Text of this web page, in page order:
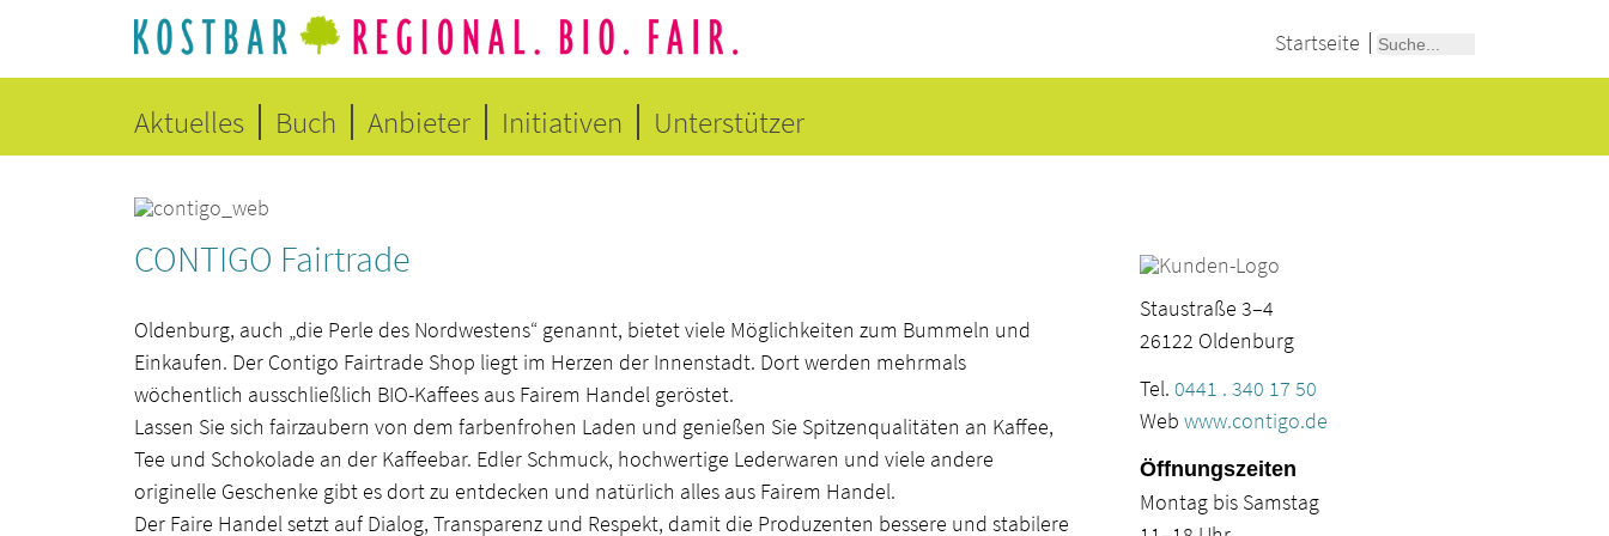
Startseite
Aktuelles Buch Anbieter Initiativen Unterstützer
CONTIGO Fairtrade
Oldenburg, auch „die Perle des Nordwestens“ genannt, bietet viele Möglichkeiten zum Bummeln und
Einkaufen. Der Contigo Fairtrade Shop liegt im Herzen der Innenstadt. Dort werden mehr­mals
wöchentlich ausschließlich BIO-Kaffees aus Fairem Handel geröstet.
Lassen Sie sich fairzaubern von dem farbenfrohen Laden und genießen Sie Spitzenqualitäten an Kaffee,
Tee und Schokolade an der Kaffeebar. Edler Schmuck, hochwertige Lederwaren und viele andere
originelle Geschenke gibt es dort zu entdecken und natürlich alles aus Fairem Handel.
Der Faire Handel setzt auf Dialog, Transparenz und Respekt, damit die Produzenten bessere und stabilere
Staustraße 3–4
26122 Oldenburg
Tel. 0441 . 340 17 50
Web www.contigo.de
Öffnungszeiten
Montag bis Samstag